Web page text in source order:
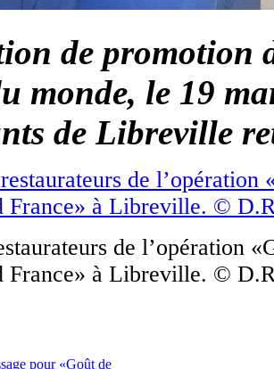
de promotion
monde, le 19
de Libreville
de l’opération
France» à Libreville. ©